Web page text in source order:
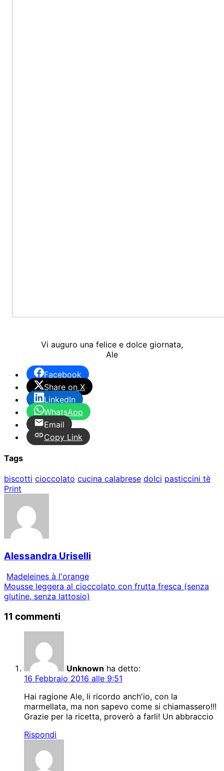
Vi auguro una felice e dolce giornata,
Ale
Facebook
Share on X
LinkedIn
WhatsApp
Email
Copy Link
Tags
biscotti cioccolato cucina calabrese dolci pasticcini tè
Print
Alessandra Uriselli
Madeleines à l'orange
Mousse leggera al cioccolato con frutta fresca (senza
glutine, senza lattosio)
11 commenti
Unknown ha detto:
16 Febbraio 2016 alle 9:51
Hai ragione Ale, li ricordo anch'io, con la
marmellata, ma non sapevo come si chiamassero!!!
Grazie per la ricetta, proverò a farli! Un abbraccio
Rispondi